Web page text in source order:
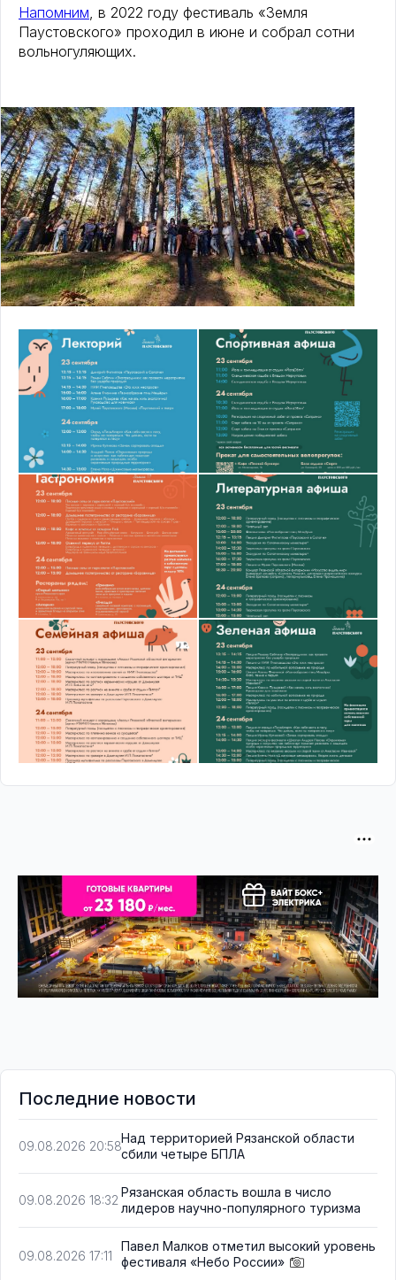
Напомним, в 2022 году фестиваль «Земля
Паустовского» проходил в июне и собрал сотни
вольногуляющих.
Последние новости
09.08.2026 20:58
Над территорией Рязанской области
сбили четыре БПЛА
09.08.2026 18:32
Рязанская область вошла в число
лидеров научно-популярного туризма
09.08.2026 17:11
Павел Малков отметил высокий уровень
фестиваля «Небо России»